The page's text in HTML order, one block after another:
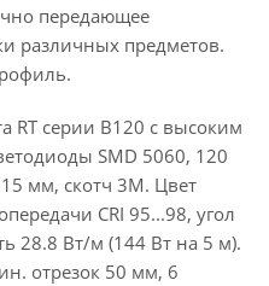
передающее
различных предметов.
RT серии B120 с высоким
SMD 5060, 120
мм, скотч 3М. Цвет
CRI 95...98, угол
28.8 Вт/м (144 Вт на 5 м).
отрезок 50 мм, 6